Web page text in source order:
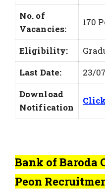
No. of
Vacancies:
170
Eligibility:
Last Date:
23/
Download
Notification
Bank of Baroda
Peon